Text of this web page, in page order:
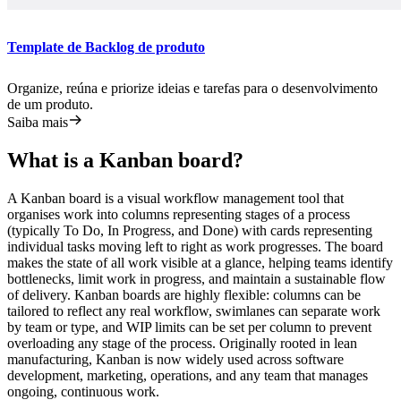
Template de Backlog de produto
Organize, reúna e priorize ideias e tarefas para o desenvolvimento
de um produto.
Saiba mais
What is a Kanban board?
A Kanban board is a visual workflow management tool that
organises work into columns representing stages of a process
(typically To Do, In Progress, and Done) with cards representing
individual tasks moving left to right as work progresses. The board
makes the state of all work visible at a glance, helping teams identify
bottlenecks, limit work in progress, and maintain a sustainable flow
of delivery. Kanban boards are highly flexible: columns can be
tailored to reflect any real workflow, swimlanes can separate work
by team or type, and WIP limits can be set per column to prevent
overloading any stage of the process. Originally rooted in lean
manufacturing, Kanban is now widely used across software
development, marketing, operations, and any team that manages
ongoing, continuous work.